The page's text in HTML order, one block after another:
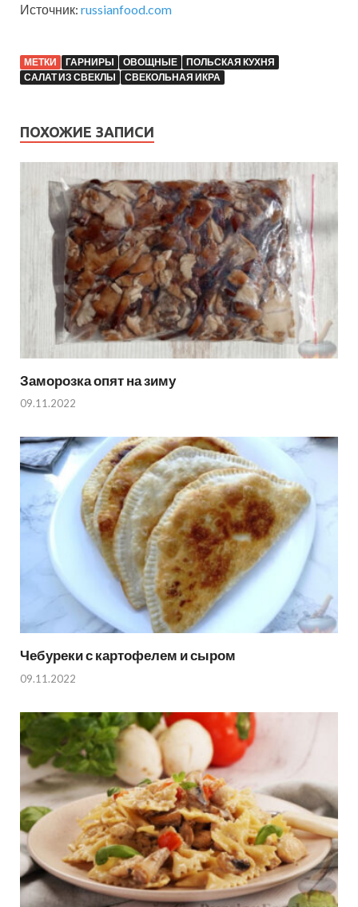
Источник: russianfood.com
МЕТКИ ГАРНИРЫ ОВОЩНЫЕ
ПОЛЬСКАЯ КУХНЯ
САЛАТ ИЗ СВЕКЛЫ
СВЕКОЛЬНАЯ ИКРА
ПОХОЖИЕ ЗАПИСИ
Заморозка опят на зиму
09.11.2022
Чебуреки с картофелем и сыром
09.11.2022